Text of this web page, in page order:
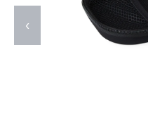
‹